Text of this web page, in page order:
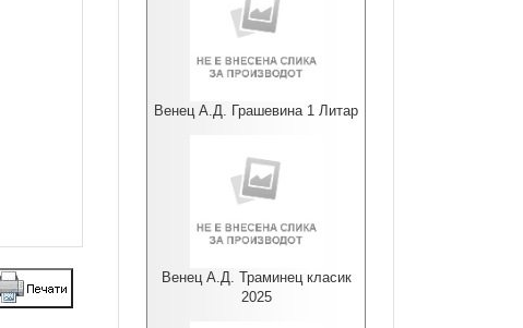
Венец А.Д. Грашевина 1 Литар
Венец А.Д. Траминец класик
2025